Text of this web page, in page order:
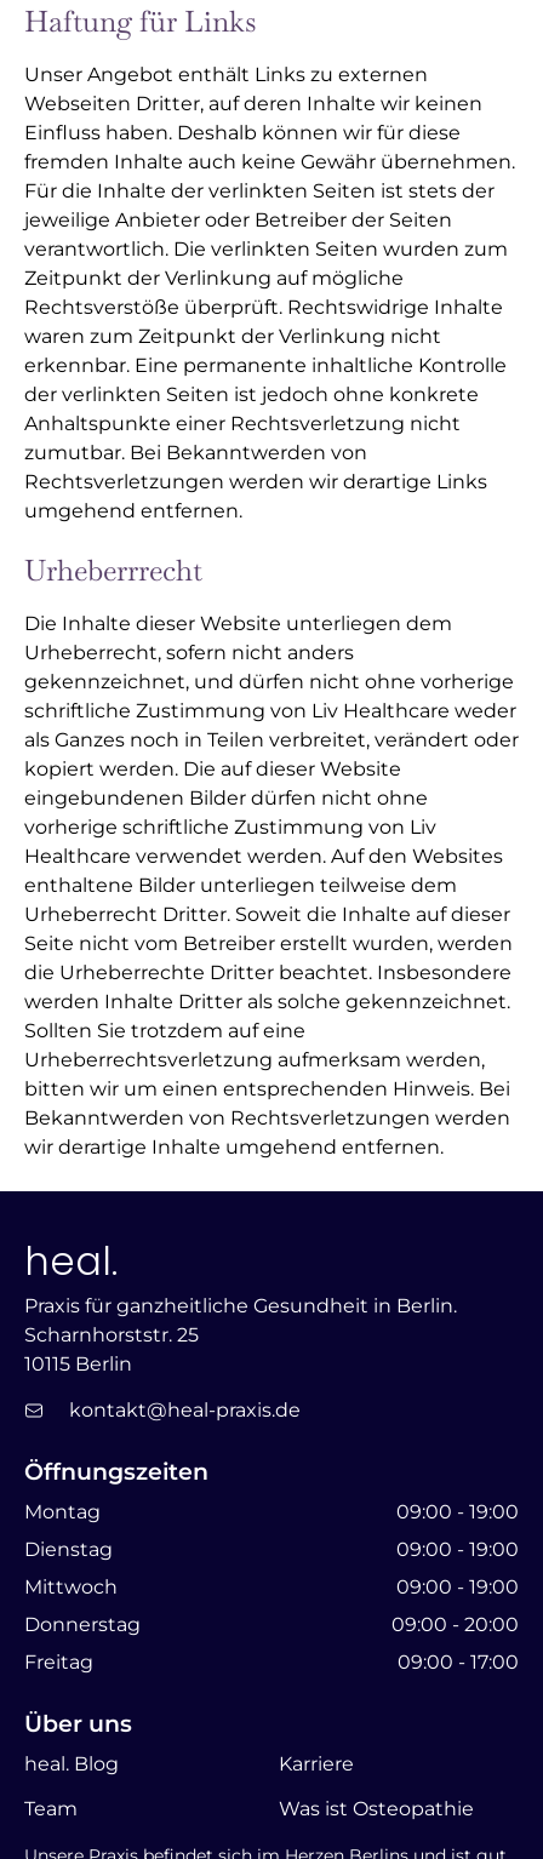
Haftung für Links
Unser Angebot enthält Links zu externen
Webseiten Dritter, auf deren Inhalte wir keinen
Einfluss haben. Deshalb können wir für diese
fremden Inhalte auch keine Gewähr übernehmen.
Für die Inhalte der verlinkten Seiten ist stets der
jeweilige Anbieter oder Betreiber der Seiten
verantwortlich. Die verlinkten Seiten wurden zum
Zeitpunkt der Verlinkung auf mögliche
Rechtsverstöße überprüft. Rechtswidrige Inhalte
waren zum Zeitpunkt der Verlinkung nicht
erkennbar. Eine permanente inhaltliche Kontrolle
der verlinkten Seiten ist jedoch ohne konkrete
Anhaltspunkte einer Rechtsverletzung nicht
zumutbar. Bei Bekanntwerden von
Rechtsverletzungen werden wir derartige Links
umgehend entfernen.
Urheberrrecht
Die Inhalte dieser Website unterliegen dem
Urheberrecht, sofern nicht anders
gekennzeichnet, und dürfen nicht ohne vorherige
schriftliche Zustimmung von Liv Healthcare weder
als Ganzes noch in Teilen verbreitet, verändert oder
kopiert werden. Die auf dieser Website
eingebundenen Bilder dürfen nicht ohne
vorherige schriftliche Zustimmung von Liv
Healthcare verwendet werden. Auf den Websites
enthaltene Bilder unterliegen teilweise dem
Urheberrecht Dritter. Soweit die Inhalte auf dieser
Seite nicht vom Betreiber erstellt wurden, werden
die Urheberrechte Dritter beachtet. Insbesondere
werden Inhalte Dritter als solche gekennzeichnet.
Sollten Sie trotzdem auf eine
Urheberrechtsverletzung aufmerksam werden,
bitten wir um einen entsprechenden Hinweis. Bei
Bekanntwerden von Rechtsverletzungen werden
wir derartige Inhalte umgehend entfernen.
heal.
Praxis für ganzheitliche Gesundheit in Berlin.
Scharnhorststr. 25
10115 Berlin
kontakt@heal-praxis.de
Öffnungszeiten
Montag
09:00 - 19:00
Dienstag
09:00 - 19:00
Mittwoch
09:00 - 19:00
Donnerstag
09:00 - 20:00
Freitag
09:00 - 17:00
Über uns
heal. Blog
Karriere
Team
Was ist Osteopathie
Unsere Praxis befindet sich im Herzen Berlins und ist gut